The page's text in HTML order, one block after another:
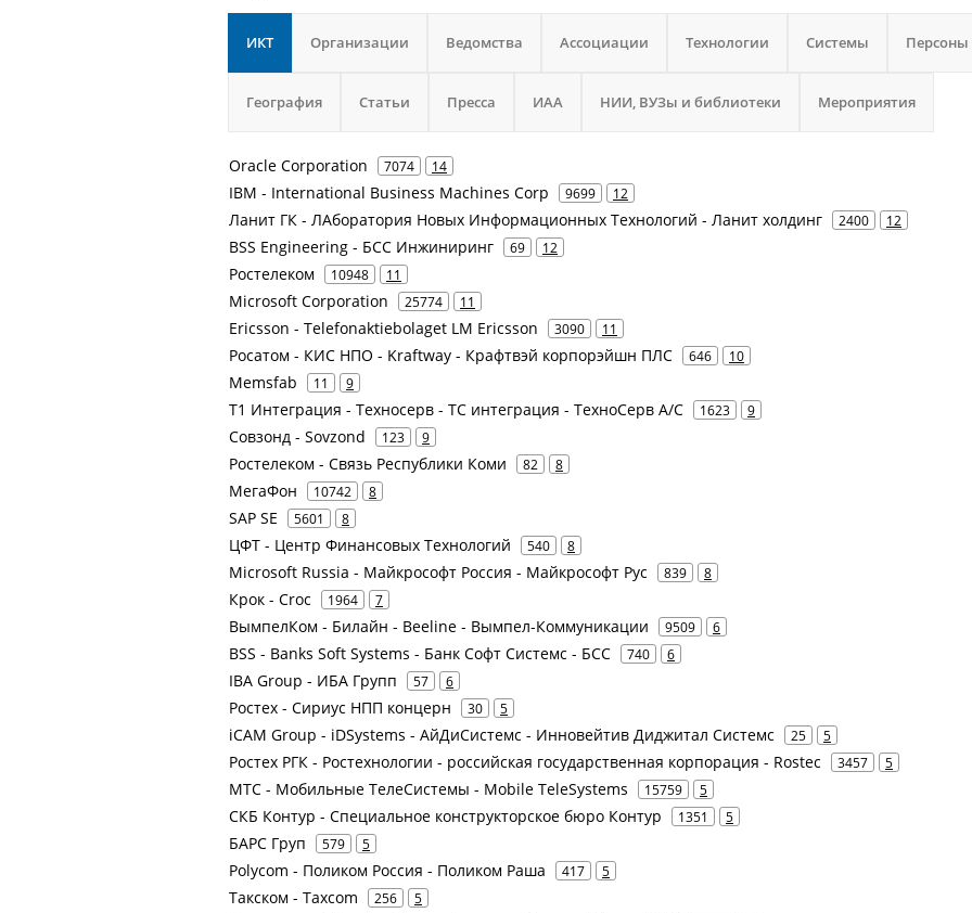
ИКТ Организации Ведомства Ассоциации Технологии Системы Персоны
География Статьи Пресса ИАА НИИ, ВУЗы и библиотеки Мероприятия
Oracle Corporation 7074 14
IBM - International Business Machines Corp 9699 12
Ланит ГК - ЛАборатория Новых Информационных Технологий - Ланит холдинг 2400 12
BSS Engineering - БСС Инжиниринг 69 12
Ростелеком 10948 11
Microsoft Corporation 25774 11
Ericsson - Telefonaktiebolaget LM Ericsson 3090 11
Росатом - КИС НПО - Kraftway - Крафтвэй корпорэйшн ПЛС 646 10
Memsfab 11 9
Т1 Интеграция - Техносерв - ТС интеграция - ТехноСерв А/С 1623 9
Совзонд - Sovzond 123 9
Ростелеком - Связь Республики Коми 82 8
МегаФон 10742 8
SAP SE 5601 8
ЦФТ - Центр Финансовых Технологий 540 8
Microsoft Russia - Майкрософт Россия - Майкрософт Рус 839 8
Крок - Croc 1964 7
ВымпелКом - Билайн - Beeline - Вымпел-Коммуникации 9509 6
BSS - Banks Soft Systems - Банк Софт Системс - БСС 740 6
IBA Group - ИБА Групп 57 6
Ростех - Сириус НПП концерн 30 5
iCAM Group - iDSystems - АйДиСистемс - Инновейтив Диджитал Системс 25 5
Ростех РГК - Ростехнологии - российская государственная корпорация - Rostec 3457 5
МТС - Мобильные ТелеСистемы - Mobile TeleSystems 15759 5
СКБ Контур - Специальное конструкторское бюро Контур 1351 5
БАРС Груп 579 5
Polycom - Поликом Россия - Поликом Раша 417 5
Такском - Taxcom 256 5